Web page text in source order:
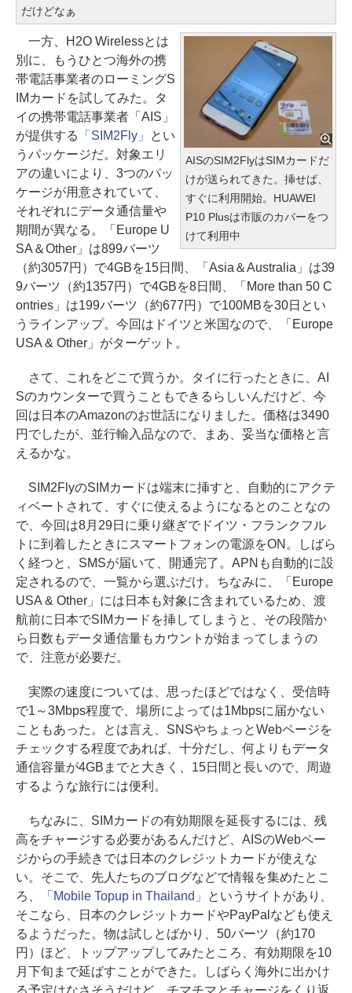
だけどなぁ
AISのSIM2FlyはSIMカードだ
けが送られてきた。挿せば、
すぐに利用開始。HUAWEI
P10 Plusは市販のカバーをつ
けて利用中
一方、H2O Wirelessとは
別に、もうひとつ海外の携
帯電話事業者のローミングS
IMカードを試してみた。タ
イの携帯電話事業者「AIS」
が提供する
「SIM2Fly」
とい
うパッケージだ。対象エリ
アの違いにより、3つのパッ
ケージが用意されていて、
それぞれにデータ通信量や
期間が異なる。「Europe U
SA＆Other」は899バーツ
（約3057円）で4GBを15日間、「Asia＆Australia」は39
9バーツ（約1357円）で4GBを8日間、「More than 50 C
ontries」は199バーツ（約677円）で100MBを30日とい
うラインアップ。今回はドイツと米国なので、「Europe
USA & Other」がターゲット。
さて、これをどこで買うか。タイに行ったときに、AI
Sのカウンターで買うこともできるらしいんだけど、今
回は日本のAmazonのお世話になりました。価格は3490
円でしたが、並行輸入品なので、まあ、妥当な価格と言
えるかな。
SIM2FlyのSIMカードは端末に挿すと、自動的にアクテ
ィベートされて、すぐに使えるようになるとのことなの
で、今回は8月29日に乗り継ぎでドイツ・フランクフル
トに到着したときにスマートフォンの電源をON。しばら
く経つと、SMSが届いて、開通完了。APNも自動的に設
定されるので、一覧から選ぶだけ。ちなみに、「Europe
USA & Other」には日本も対象に含まれているため、渡
航前に日本でSIMカードを挿してしまうと、その段階か
ら日数もデータ通信量もカウントが始まってしまうの
で、注意が必要だ。
実際の速度については、思ったほどではなく、受信時
で1～3Mbps程度で、場所によっては1Mbpsに届かない
こともあった。とは言え、SNSやちょっとWebページを
チェックする程度であれば、十分だし、何よりもデータ
通信容量が4GBまでと大きく、15日間と長いので、周遊
するような旅行には便利。
ちなみに、SIMカードの有効期限を延長するには、残
高をチャージする必要があるんだけど、AISのWebペー
ジからの手続きでは日本のクレジットカードが使えな
い。そこで、先人たちのブログなどで情報を集めたとこ
ろ、
「Mobile Topup in Thailand」
というサイトがあり、
そこなら、日本のクレジットカードやPayPalなども使え
るようだった。物は試しとばかり、50バーツ（約170
円）ほど、トップアップしてみたところ、有効期限を10
月下旬まで延ばすことができた。しばらく海外に出かけ